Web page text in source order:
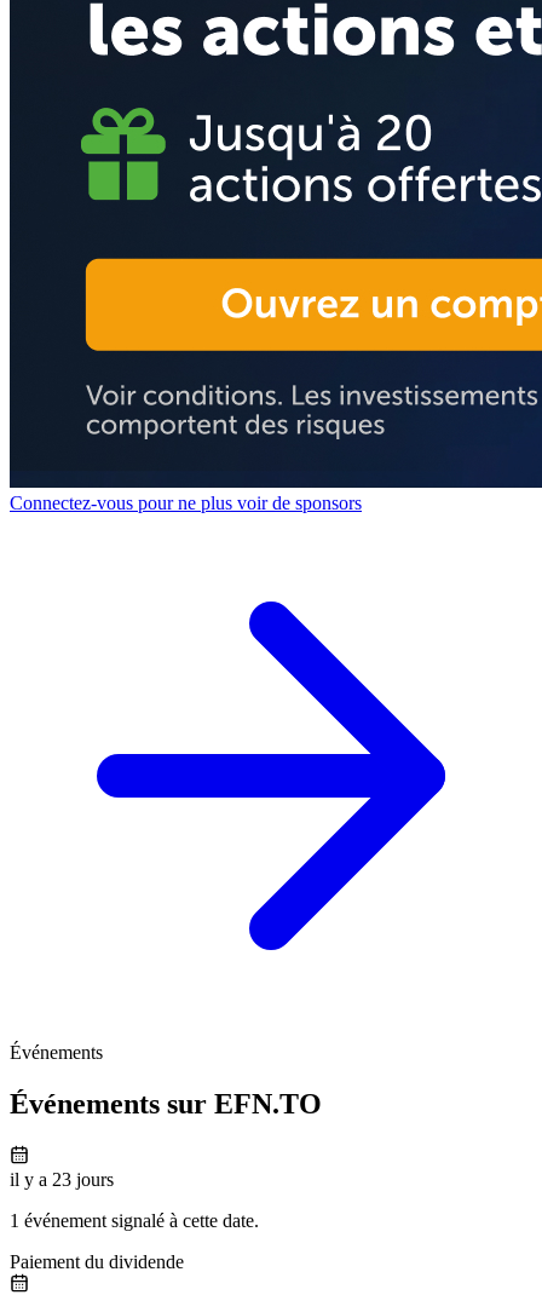
Connectez-vous pour ne plus voir de sponsors
Événements
Événements sur EFN.TO
il y a 23 jours
1 événement signalé à cette date.
Paiement du dividende